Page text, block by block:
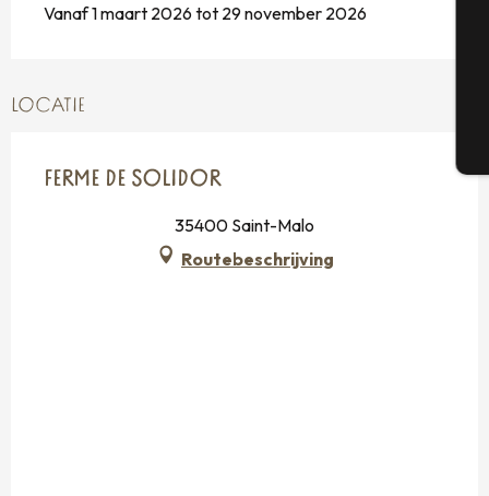
Vanaf 1 maart 2026 tot 29 november 2026
LOCATIE
FERME DE SOLIDOR
35400 Saint-Malo
Routebeschrijving